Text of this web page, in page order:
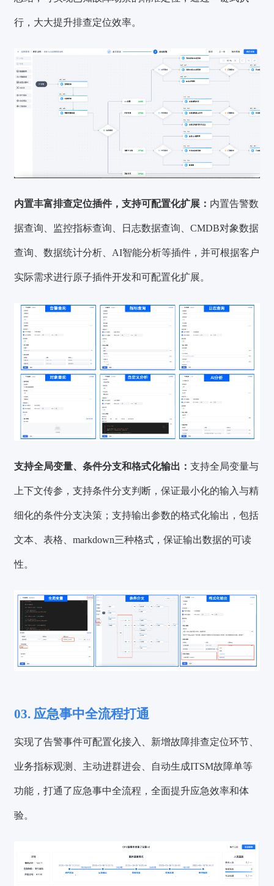
行，大大提升排查定位效率。
内置丰富排查定位插件，支持可配置化扩展： 内置告警数
据查询、监控指标查询、日志数据查询、CMDB对象数据
查询、数据统计分析、AI智能分析等插件，并可根据客户
实际需求进行原子插件开发和可配置化扩展。
支持全局变量、条件分支和格式化输出：支持全局变量与
上下文传参，支持条件分支判断，保证最小化的输入与精
细化的条件分支决策；支持输出参数的格式化输出，包括
文本、表格、markdown三种格式，保证输出数据的可读
性。
03. 应急事中全流程打通
实现了告警事件可配置化接入、新增故障排查定位环节、
业务指标观测、主动进群进会、自动生成ITSM故障单等
功能，打通了应急事中全流程，全面提升应急效率和体
验。